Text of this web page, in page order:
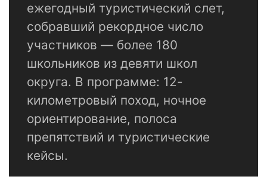
ежегодный туристический слет,
собравший рекордное число
участников — более 180
школьников из девяти школ
округа. В программе: 12-
километровый поход, ночное
ориентирование, полоса
препятствий и туристические
кейсы.